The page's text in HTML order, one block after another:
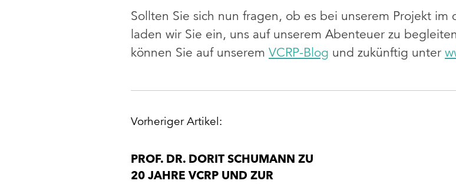
Sollten Sie sich nun fragen, ob es bei unserem Projekt
laden wir Sie ein, uns auf unserem Abenteuer zu
können Sie auf unserem VCRP-Blog und zukünftig unter
POST
Vorheriger Artikel:
PROF. DR. DORIT SCHUMANN ZU
20 JAHRE VCRP UND ZUR